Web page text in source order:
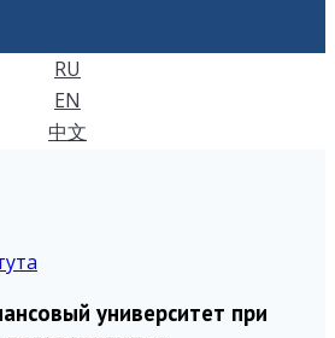
RU
EN
中文
университет при